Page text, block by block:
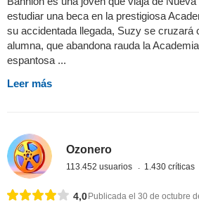
estudiar una beca en la prestigiosa
su accidentada llegada, Suzy se cruzará
alumna, que abandona rauda la
espantosa ...
Leer más
Ozonero
113.452 usuarios 1.430 críticas
4,0Publicada el 30 de octubre